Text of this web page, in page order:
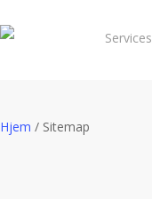
to
Services
Hjem / Sitemap